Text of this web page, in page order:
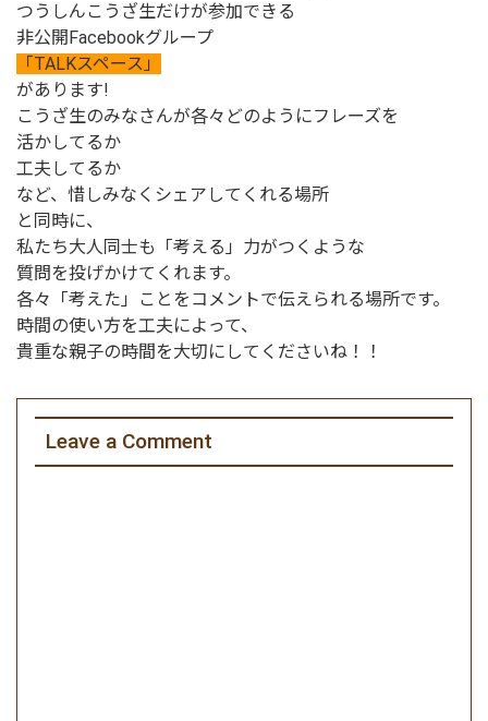
つうしんこうざ生だけが参加できる
非公開Facebookグループ
「TALKスペース」
があります!
こうざ生のみなさんが各々どのようにフレーズを
活かしてるか
工夫してるか
など、惜しみなくシェアしてくれる場所
と同時に、
私たち大人同士も「考える」力がつくような
質問を投げかけてくれます。
各々「考えた」ことをコメントで伝えられる場所です。
時間の使い方を工夫によって、
貴重な親子の時間を大切にしてくださいね！！
Leave a Comment